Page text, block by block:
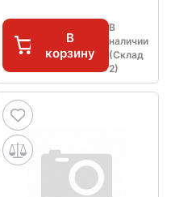
В
корзину
В
наличии
(Склад
2)